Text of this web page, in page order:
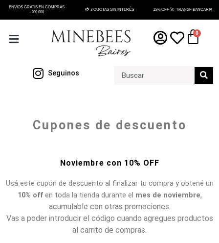
ENVIOS GRATIS EN COMPRAS
+200.000
💳 3 CUOTAS SIN INTERÉS 15% OFF 🚀 TRANSF BANCARIA
0
Cart
Seguinos
Cupones de descuento
Noviembre con 10% OFF
Usá este cupón de descuento al finalizar tu compra y obtené un
10% offen toda la tienda durante el mes de noviembre,
acumulable con otras promociones.
Vas a poder introducir el código cuando agregues productos
al carrito de compras.